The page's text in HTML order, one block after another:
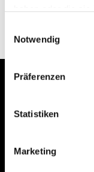
Notwendig
Präferenzen
Statistiken
Marketing